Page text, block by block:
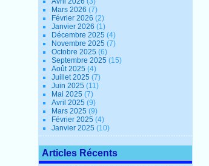
Mars 2026(7)
Février 2026(2)
Janvier 2026(1)
Décembre 2025(4)
Novembre 2025(7)
Octobre 2025(6)
Septembre 2025(15)
Août 2025(4)
Juillet 2025(7)
Juin 2025(11)
Mai 2025(7)
Avril 2025(9)
Mars 2025(9)
Février 2025(4)
Janvier 2025(10)
Articles Récents